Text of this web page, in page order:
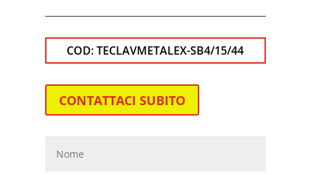
COD:TECLAVMETALEX-SB4/15/44
CONTATTACI SUBITO